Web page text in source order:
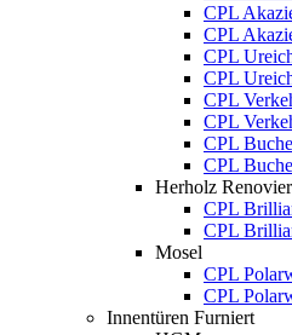
CPL
CPL
CPL
CPL
CPL
CPL
CPL
CPL
Herholz
CPL
CPL
Mosel
CPL
CPL
Innentüren Furniert